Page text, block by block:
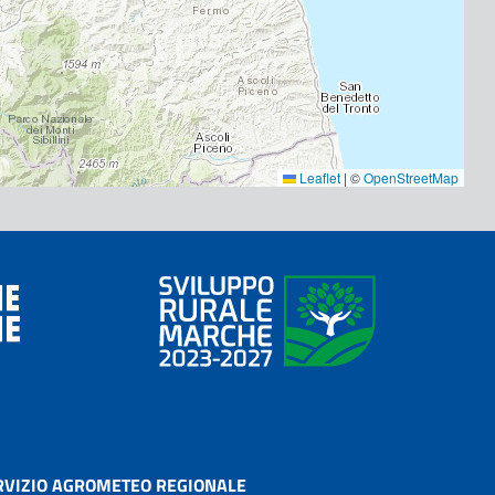
Leaflet | ©OpenStreetMap
AGROMETEO REGIONALE